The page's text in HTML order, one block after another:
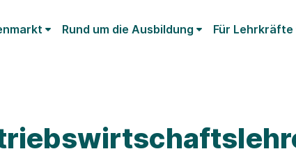
Rund um die Ausbildung Für Lehrkräfte